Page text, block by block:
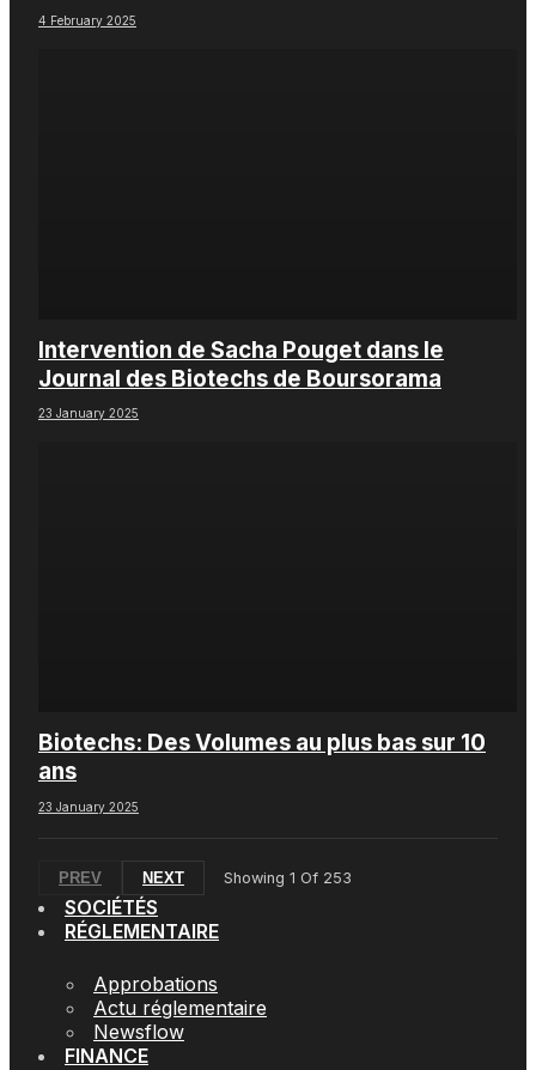
4 February 2025
Intervention de Sacha Pouget dans le
Journal des Biotechs de Boursorama
23 January 2025
Biotechs: Des Volumes au plus bas sur 10
ans
23 January 2025
PREV NEXT Showing 1 Of 253
SOCIÉTÉS
RÉGLEMENTAIRE
Approbations
Actu réglementaire
Newsflow
FINANCE